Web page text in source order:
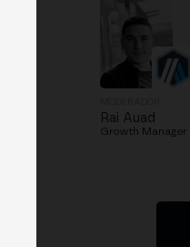
Rai Auad
Growth Manager